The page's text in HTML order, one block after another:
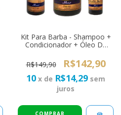
Kit Para Barba - Shampoo +
Condicionador + Óleo De
R$149,90
R$142,90
10 x de R$14,29 sem
juros